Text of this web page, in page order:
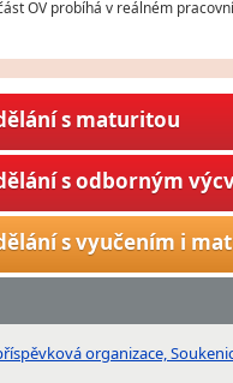
OV probíhá v reálném
s maturitou
s odborným
s vyučením i
organizace,